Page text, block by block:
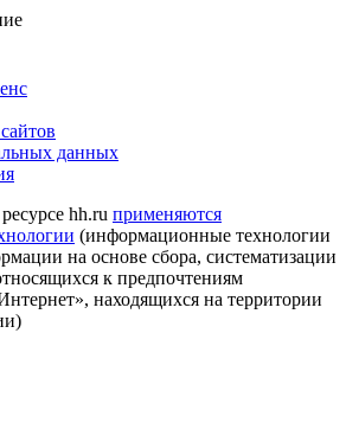
данных
hh.ru применяются
(информационные технологии
на основе сбора, систематизации
к предпочтениям
находящихся на территории